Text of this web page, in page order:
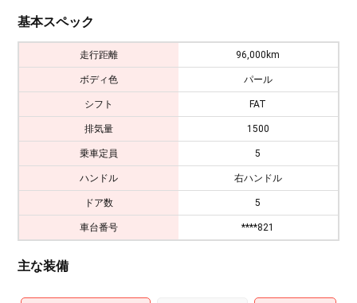
基本スペック
走行距離 96,000km
ボディ色 パール
シフト FAT
排気量 1500
乗車定員 5
ハンドル 右ハンドル
ドア数 5
車台番号 ****821
主な装備